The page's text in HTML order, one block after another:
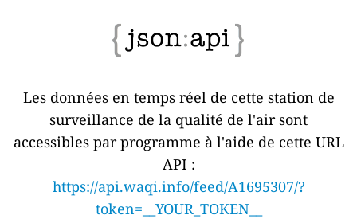
Les données en temps réel de cette station de
surveillance de la qualité de l'air sont
accessibles par programme à l'aide de cette URL
API :
https://api.waqi.info/feed/A1695307/?
token=__YOUR_TOKEN__